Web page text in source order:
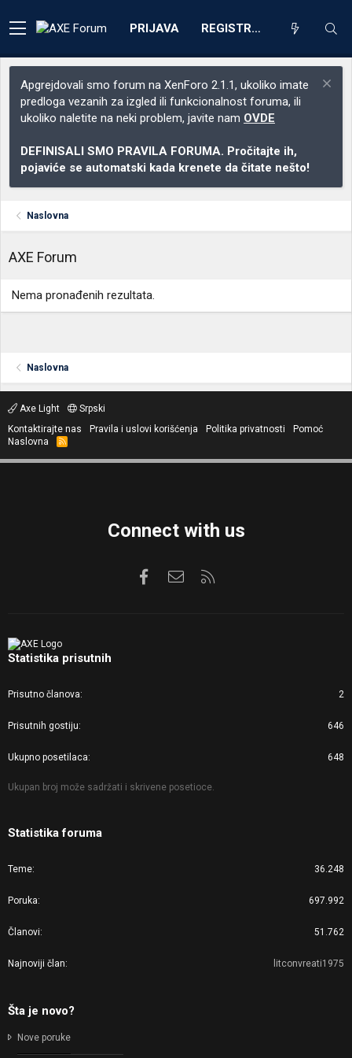
PRIJAVA REGISTRACIJA
Apgrejdovali smo forum na XenForo 2.1.1, ukoliko imate
predloga vezanih za izgled ili funkcionalnost foruma, ili
ukoliko naletite na neki problem, javite nam OVDE
DEFINISALI SMO PRAVILA FORUMA. Pročitajte ih,
pojaviće se automatski kada krenete da čitate nešto!
Naslovna
AXE Forum
Nema pronađenih rezultata.
Naslovna
Axe Light
Srpski
Kontaktirajte nas
Pravila i uslovi korišćenja Politika privatnosti
Pomoć
Naslovna
R
S
Connect with us
FacebookKontaktirajte nas
Statistika prisutnih
Prisutno članova 2
Prisutnih gostiju 646
Ukupno posetilaca 648
Ukupan broj može sadržati i skrivene posetioce.
Statistika foruma
Teme 36.248
Poruka 697.992
Članovi 51.762
Najnoviji član litconvreati1975
Šta je novo?
Nove poruke